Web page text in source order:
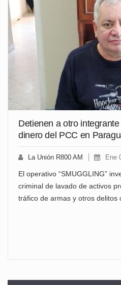
Detienen a otro
dinero del PCC en
La Unión R800 AM Ene
El operativo “SMUGGLING”
criminal de lavado de activos
tráfico de armas y otros delitos